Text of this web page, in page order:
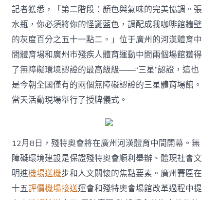
價
格
州
兩
年
夜
體
育
場
環
境
最
高
級
級
記者獲悉，「第二階段：顏色與氣味的完美協調。張
水瓶，你必須將你的怪誕藍色，調配成我咖啡館牆壁
的灰度百分之五十一點二。」位于廣州的河漢體育中
間體育場和廣州市殘疾人體育運動中間兩個場館獲得
了無障礙環境認證的最高級級——“三星”認證，這也
是今朝全國僅有的兩個無障礙認證的三星體育場館。
當天活動現場舉行了授牌儀式。
12月8日，殘特奧會將在廣州河漢體育中間開幕。無
障礙環境建設是保證殘特奧會順利舉辦、體現社會文
明進機場送機步和人文關懷的焦點要素。廣州賽區在
十五評價機場接送運會和殘特奧會場館改革過程中提